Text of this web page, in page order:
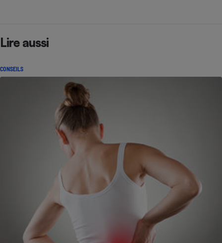
Lire aussi
CONSEILS